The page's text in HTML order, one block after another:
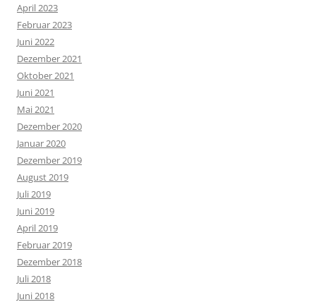
April 2023
Februar 2023
Juni 2022
Dezember 2021
Oktober 2021
Juni 2021
Mai 2021
Dezember 2020
Januar 2020
Dezember 2019
August 2019
Juli 2019
Juni 2019
April 2019
Februar 2019
Dezember 2018
Juli 2018
Juni 2018